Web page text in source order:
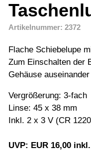
Artikelnummer: 2372
Flache Schiebelupe
Zum Einschalten der
Gehäuse
Vergrößerung: 3-fach
Linse: 45 x 38 mm
Inkl. 2 x 3 V (CR
UVP: EUR 16,00